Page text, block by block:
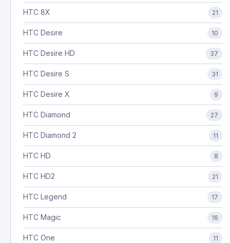
HTC 8X 21
HTC Desire 10
HTC Desire HD 37
HTC Desire S 31
HTC Desire X 9
HTC Diamond 27
HTC Diamond 2 11
HTC HD 8
HTC HD2 21
HTC Legend 17
HTC Magic 16
HTC One 11